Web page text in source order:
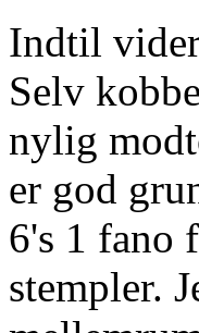
Indtil
Selv
nylig
er god
6's 1 fano
stempler.